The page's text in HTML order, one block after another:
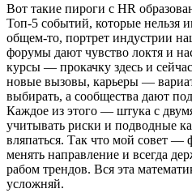
Вот такие пироги с HR
Топ-5 событий, которые нельзя
общем-то, портрет индустрии
форумы дают чувство локтя и
курсы — прокачку здесь и
новые вызовы, карьеры —
выбирать, а сообщества дают
Каждое из этого — штука с
учитывать риски и подводные
вляпаться. Так что мой совет —
менять направление и всегда
рабом трендов. Вся эта
усложняй.